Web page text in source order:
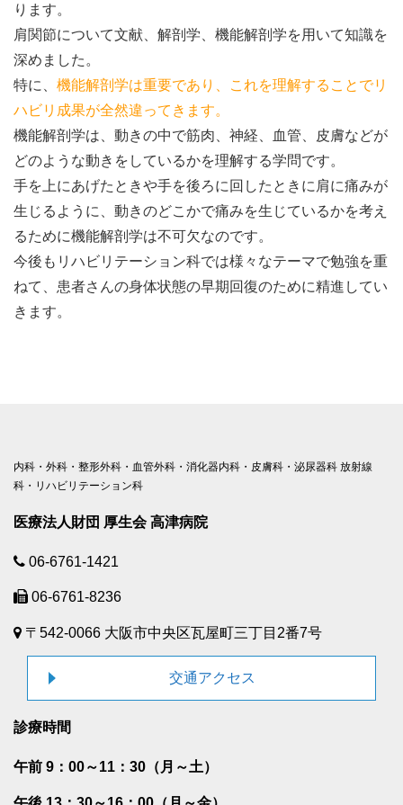
ります。
肩関節について文献、解剖学、機能解剖学を用いて知識を
深めました。
特に、 機能解剖学は重要であり、これを理解することでリ
ハビリ成果が全然違ってきます。
機能解剖学は、動きの中で筋肉、神経、血管、皮膚などが
どのような動きをしているかを理解する学問です。
手を上にあげたときや手を後ろに回したときに肩に痛みが
生じるように、動きのどこかで痛みを生じているかを考え
るために機能解剖学は不可欠なのです。
今後もリハビリテーション科では様々なテーマで勉強を重
ねて、患者さんの身体状態の早期回復のために精進してい
きます。
内科・外科・整形外科・血管外科・消化器内科・皮膚科・泌尿器科 放射線
科・リハビリテーション科
医療法人財団 厚生会 高津病院
06-6761-1421
06-6761-8236
〒542-0066 大阪市中央区瓦屋町三丁目2番7号
交通アクセス
診療時間
午前 9：00～11：30（月～土）